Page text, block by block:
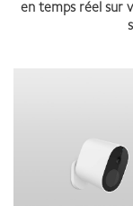
en temps réel sur